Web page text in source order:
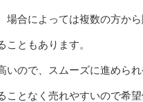
場合によっては複数の方か
こともあります。
いので、スムーズに進められ
ことなく売れやすいので希